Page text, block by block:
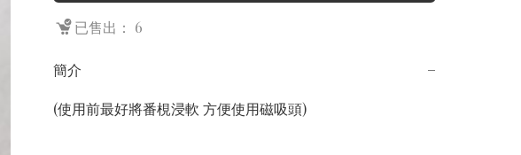
已售出： 6
簡介 −
(使用前最好將番梘浸軟 方便使用磁吸頭)